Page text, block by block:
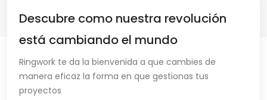
Descubre como nuestra revolución
está cambiando el mundo
Ringwork te da la bienvenida a que cambies de
manera eficaz la forma en que gestionas tus
proyectos